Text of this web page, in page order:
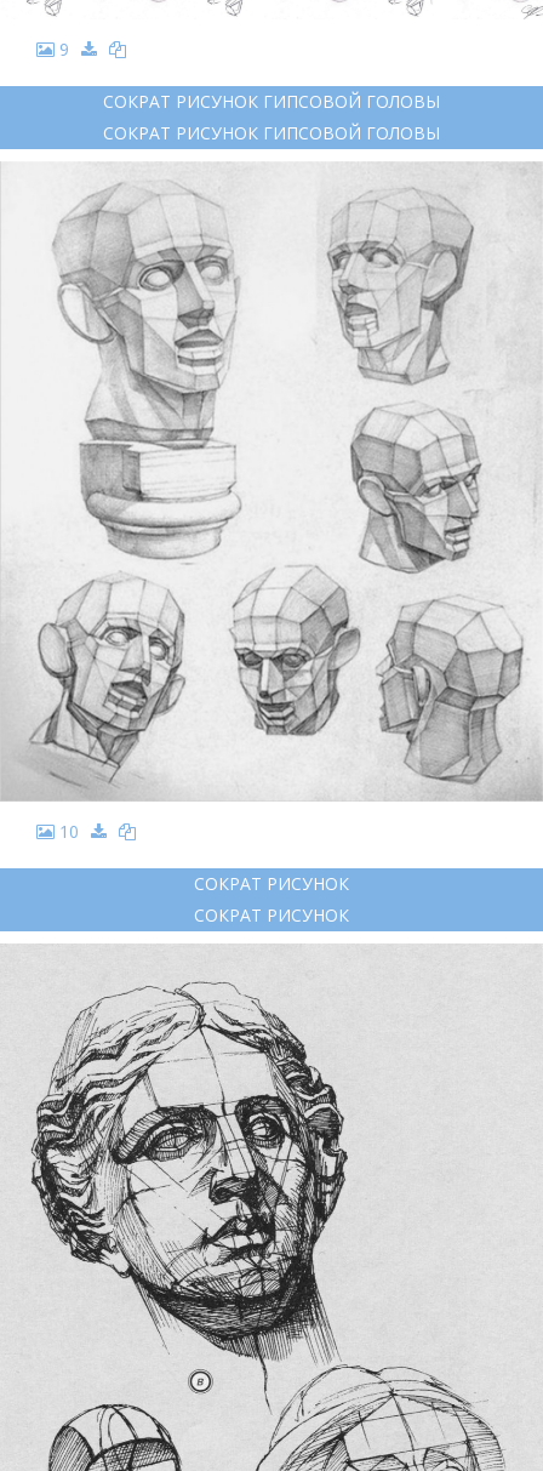
9
СОКРАТ РИСУНОК ГИПСОВОЙ ГОЛОВЫ
СОКРАТ РИСУНОК ГИПСОВОЙ ГОЛОВЫ
10
СОКРАТ РИСУНОК
СОКРАТ РИСУНОК